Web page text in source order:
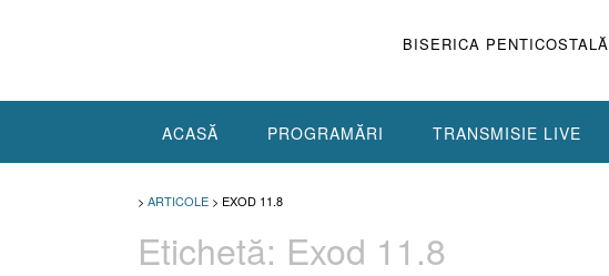
BISERICA PENTICOSTALĂ
ACASĂ PROGRAMĂRI TRANSMISIE LIVE
> ARTICOLE > EXOD 11.8
Etichetă: Exod 11.8